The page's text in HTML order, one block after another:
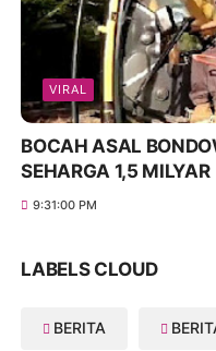
VIRAL
BOCAH ASAL
SEHARGA 1,5 MILYAR
9:31:00 PM
LABELS CLOUD
BERITA